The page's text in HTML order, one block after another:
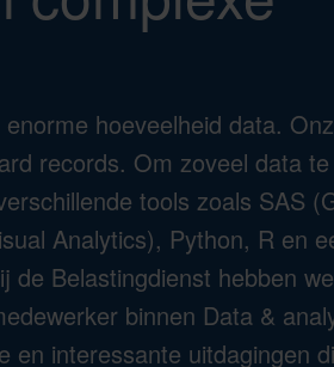
hoeveelheid data.
records. Om zoveel data
tools zoals SAS
Analytics), Python, R en
Belastingdienst hebben
binnen Data &
en interessante uitdagingen